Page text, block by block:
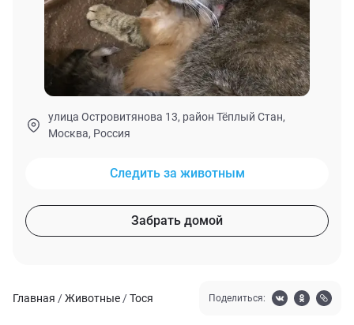
улица Островитянова 13, район Тёплый Стан,
Москва, Россия
Следить за животным
Забрать домой
Главная /Животные /Тося Поделиться: